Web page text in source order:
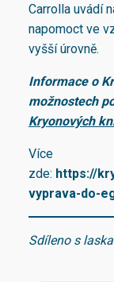
Carrolla uvádí
napomoct ve
vyšší úrovně.
Informaceo
možnostech
Kryonových
Více
zde: https://
vyprava-do-
Sdíleno s